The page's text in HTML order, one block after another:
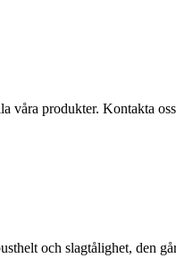
våra produkter. Kontakta
och slagtålighet, den